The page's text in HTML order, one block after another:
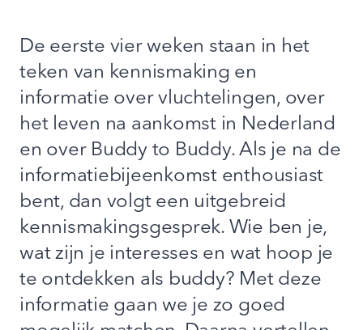
De eerste vier weken staan in het
teken van kennismaking en
informatie over vluchtelingen, over
het leven na aankomst in Nederland
en over Buddy to Buddy. Als je na de
informatiebijeenkomst enthousiast
bent, dan volgt een uitgebreid
kennismakingsgesprek. Wie ben je,
wat zijn je interesses en wat hoop je
te ontdekken als buddy? Met deze
informatie gaan we je zo goed